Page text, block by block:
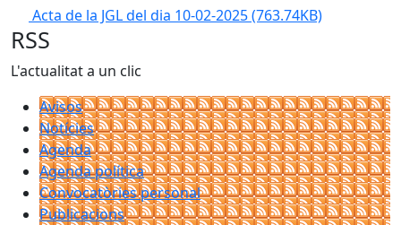
Acta de la JGL del dia 10-02-2025(763.74KB)
RSS
L'actualitat a un clic
Avisos
Notícies
Agenda
Agenda política
Convocatòries personal
Publicacions